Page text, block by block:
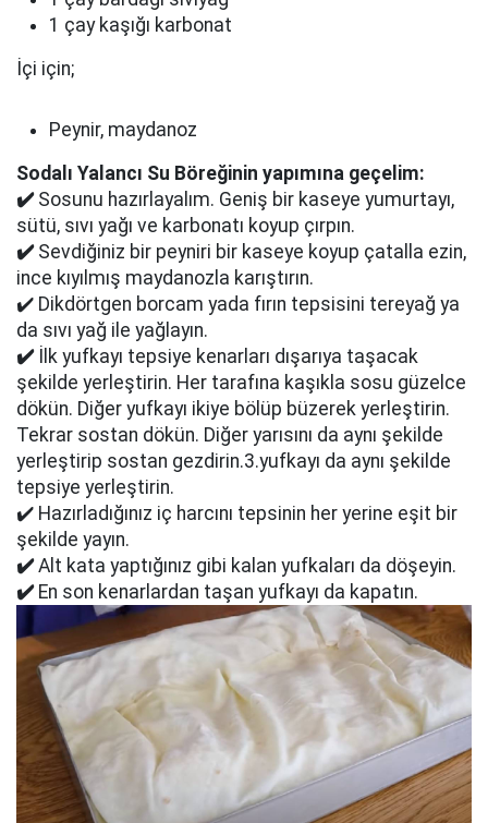
1 çay kaşığı karbonat
İçi için;
Peynir, maydanoz
Sodalı Yalancı Su Böreğinin yapımına geçelim:
✔️Sosunu hazırlayalım. Geniş bir kaseye yumurtayı,
sütü, sıvı yağı ve karbonatı koyup çırpın.
✔️Sevdiğiniz bir peyniri bir kaseye koyup çatalla ezin,
ince kıyılmış maydanozla karıştırın.
✔️ Dikdörtgen borcam yada fırın tepsisini tereyağ ya
da sıvı yağ ile yağlayın.
✔️İlk yufkayı tepsiye kenarları dışarıya taşacak
şekilde yerleştirin. Her tarafına kaşıkla sosu güzelce
dökün. Diğer yufkayı ikiye bölüp büzerek yerleştirin.
Tekrar sostan dökün. Diğer yarısını da aynı şekilde
yerleştirip sostan gezdirin.3.yufkayı da aynı şekilde
tepsiye yerleştirin.
✔️ Hazırladığınız iç harcını tepsinin her yerine eşit bir
şekilde yayın.
✔️Alt kata yaptığınız gibi kalan yufkaları da döşeyin.
✔️En son kenarlardan taşan yufkayı da kapatın.